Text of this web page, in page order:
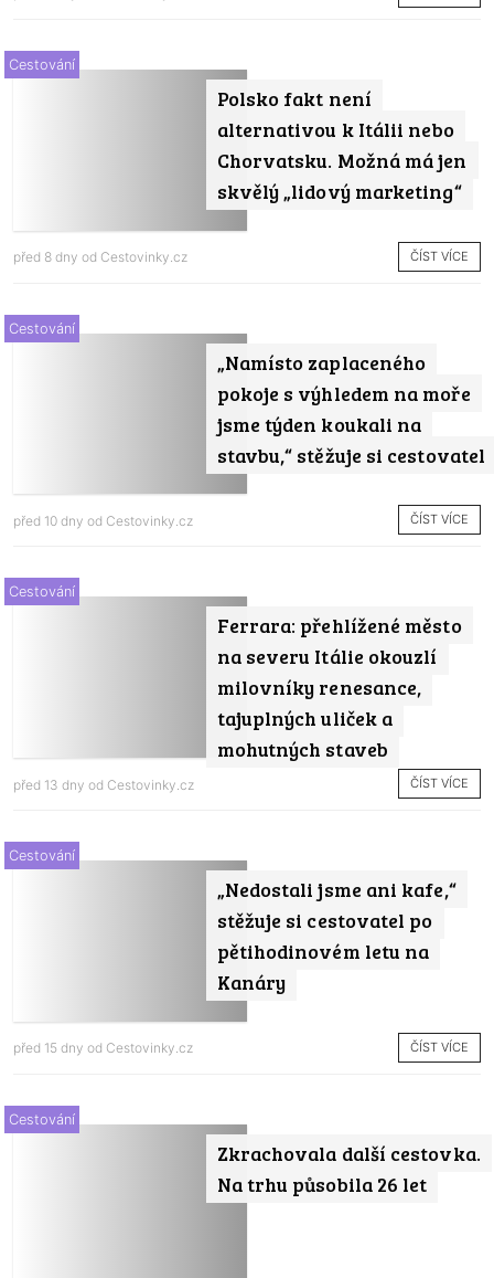
Polsko fakt není
alternativou k Itálii nebo
Chorvatsku. Možná má jen
skvělý „lidový marketing“
Cestování
před 8 dny od Cestovinky.cz ČÍST VÍCE
„Namísto zaplaceného
pokoje s výhledem na moře
jsme týden koukali na
stavbu,“ stěžuje si cestovatel
Cestování
před 10 dny od Cestovinky.cz ČÍST VÍCE
Ferrara: přehlížené město
na severu Itálie okouzlí
milovníky renesance,
tajuplných uliček a
mohutných staveb
Cestování
před 13 dny od Cestovinky.cz ČÍST VÍCE
„Nedostali jsme ani kafe,“
stěžuje si cestovatel po
pětihodinovém letu na
Kanáry
Cestování
před 15 dny od Cestovinky.cz ČÍST VÍCE
Zkrachovala další cestovka.
Na trhu působila 26 let
Cestování